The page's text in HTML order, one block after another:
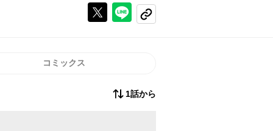
Xで投稿するラインでシェアする
コピーする
コミックス
1話から